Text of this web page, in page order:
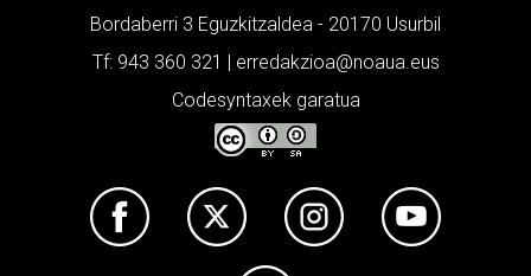
Bordaberri 3 Eguzkitzaldea - 20170 Usurbil
Tf: 943 360 321 | erredakzioa@noaua.eus
Codesyntaxek garatua